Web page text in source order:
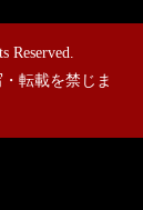
Reserved.
転載を禁じま